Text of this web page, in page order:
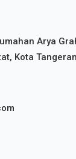
Arya
Kota